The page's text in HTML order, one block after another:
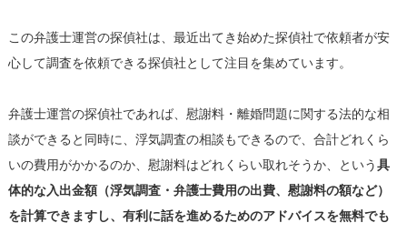
この弁護士運営の探偵社は、最近出てき始めた探偵社で依頼者が安
心して調査を依頼できる探偵社として注目を集めています。
弁護士運営の探偵社であれば、慰謝料・離婚問題に関する法的な相
談ができると同時に、浮気調査の相談もできるので、合計どれくら
いの費用がかかるのか、慰謝料はどれくらい取れそうか、という具
体的な入出金額（浮気調査・弁護士費用の出費、慰謝料の額など）
を計算できますし、有利に話を進めるためのアドバイスを無料でも